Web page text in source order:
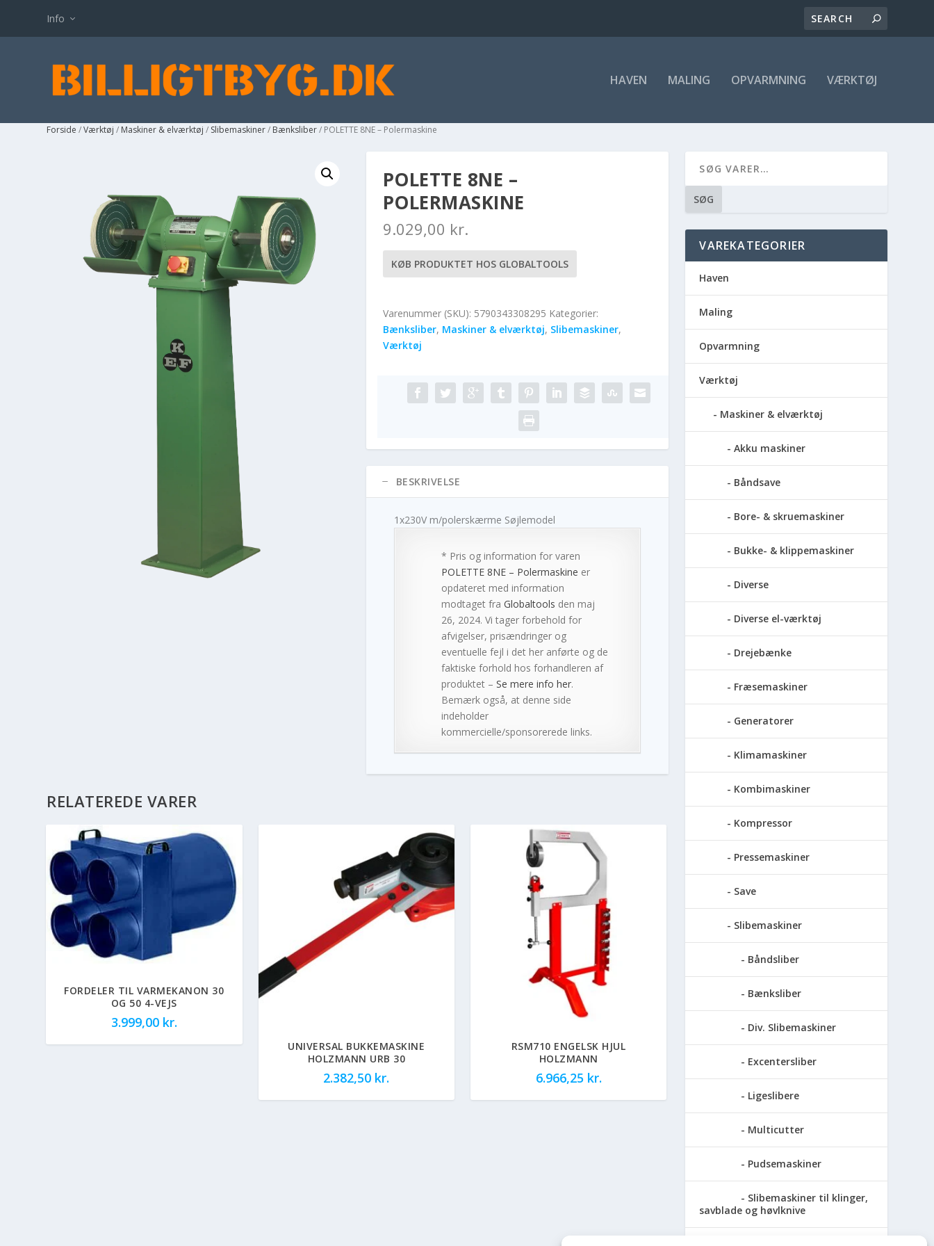
Info
HAVEN MALING OPVARMNING VÆRKTØJ
Forside /Værktøj / Maskiner & elværktøj / Slibemaskiner/ Bænksliber/ POLETTE 8NE – Polermaskine
POLETTE 8NE –
POLERMASKINE
9.029,00 kr.
KØB PRODUKTET HOS GLOBALTOOLS
Varenummer (SKU): 5790343308295 Kategorier:
Bænksliber, Maskiner & elværktøj, Slibemaskiner,
Værktøj
BESKRIVELSE
1x230V m/polerskærme Søjlemodel
* Pris og information for varen
POLETTE 8NE – Polermaskine er
opdateret med information
modtaget fra Globaltools den maj
26, 2024. Vi tager forbehold for
afvigelser, prisændringer og
eventuelle fejl i det her anførte og de
faktiske forhold hos forhandleren af
produktet – Se mere info her.
Bemærk også, at denne side
indeholder
kommercielle/sponsorerede links.
RELATEREDE VARER
FORDELER TIL VARMEKANON 30
OG 50 4-VEJS
3.999,00 kr.
UNIVERSAL BUKKEMASKINE
HOLZMANN URB 30
2.382,50 kr.
RSM710 ENGELSK HJUL
HOLZMANN
6.966,25 kr.
SØG
VAREKATEGORIER
Haven
Maling
Opvarmning
Værktøj
Maskiner & elværktøj
Akku maskiner
Båndsave
Bore- & skruemaskiner
Bukke- & klippemaskiner
Diverse
Diverse el-værktøj
Drejebænke
Fræsemaskiner
Generatorer
Klimamaskiner
Kombimaskiner
Kompressor
Pressemaskiner
Save
Slibemaskiner
Båndsliber
Bænksliber
Div. Slibemaskiner
Excentersliber
Ligeslibere
Multicutter
Pudsemaskiner
Slibemaskiner til klinger,
savblade og høvlknive